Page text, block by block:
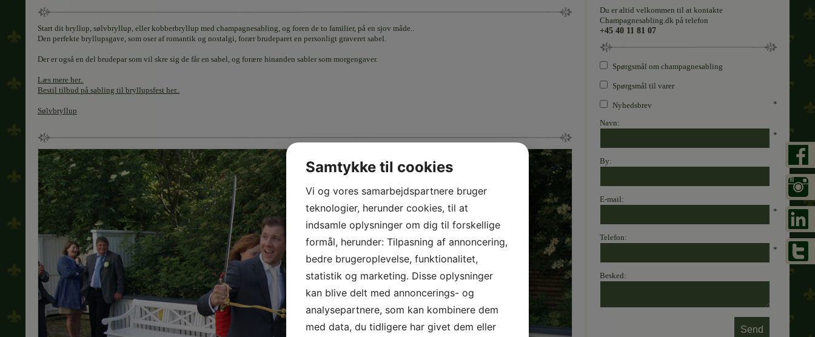
Start dit bryllup, sølvbryllup, eller kobberbryllup med champagnesabling, og foren de to familier, på en sjov måde..
Den perfekte bryllupsgave, som oser af romantik og nostalgi, forær brudeparet en personligt graveret sabel.
Der er også en del brudepar som vil skre sig de får en sabel, og forære hinanden sabler som morgengaver.
Læs mere her..
Bestil tilbud på sabling til bryllupsfest her..
Sølvbryllup
Du er altid velkommen til at kontakte
Champagnesabling.dk på telefon
+45 40 11 81 07
Spørgsmål om champagnesabling
Spørgsmål til varer
Nyhedsbrev *
Navn:
*
By:
E-mail:
*
Telefon:
*
Besked:
Samtykke til cookies
Vi og vores samarbejdspartnere bruger
teknologier, herunder cookies, til at
indsamle oplysninger om dig til forskellige
formål, herunder: Tilpasning af annoncering,
bedre brugeroplevelse, funktionalitet,
statistik og marketing. Disse oplysninger
kan blive delt med annoncerings- og
analysepartnere, som kan kombinere dem
med data, du tidligere har givet dem eller